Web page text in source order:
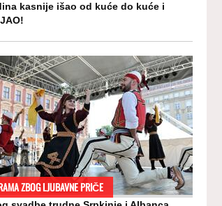
kasnije išao od kuće do kuće i
ZBOG LJUBAVNE PRIČE